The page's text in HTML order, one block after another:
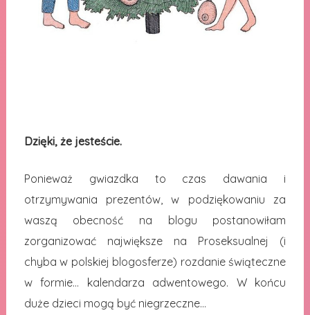
Dzięki, że jesteście.
Ponieważ gwiazdka to czas dawania i
otrzymywania prezentów, w podziękowaniu za
waszą obecność na blogu postanowiłam
zorganizować największe na Proseksualnej (i
chyba w polskiej blogosferze) rozdanie świąteczne
w formie… kalendarza adwentowego. W końcu
duże dzieci mogą być niegrzeczne…